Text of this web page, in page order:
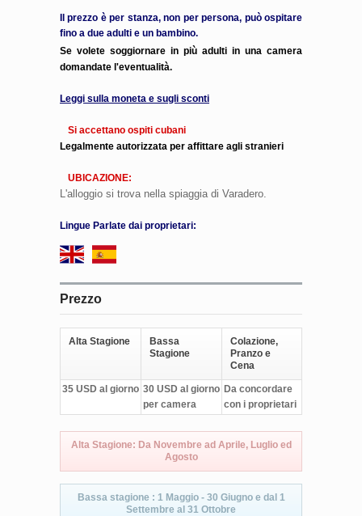
Il prezzo è per stanza, non per persona, può ospitare
fino a due adulti e un bambino.
Se volete soggiornare in più adulti in una camera
domandate l'eventualità.
Leggi sulla moneta e sugli sconti
Si accettano ospiti cubani
Legalmente autorizzata per affittare agli stranieri
UBICAZIONE:
L'alloggio si trova nella spiaggia di Varadero.
Lingue Parlate dai proprietari:
Prezzo
Alta Stagione
Bassa
Stagione
Colazione,
Pranzo e
Cena
35 USD al giorno 30 USD al giorno
per camera
Da concordare
con i proprietari
Alta Stagione: Da Novembre ad Aprile, Luglio ed
Agosto
Bassa stagione : 1 Maggio - 30 Giugno e dal 1
Settembre al 31 Ottobre